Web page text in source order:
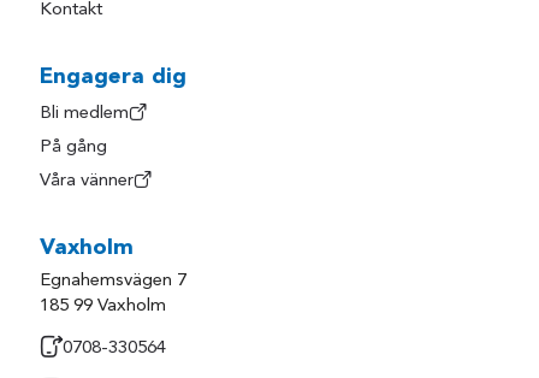
Nynäshamn
Salem
Sigtuna
Kontakt
Engagera dig
Bli medlem
På gång
Våra vänner
Vaxholm
Egnahemsvägen 7
185 99 Vaxholm
0708-330564